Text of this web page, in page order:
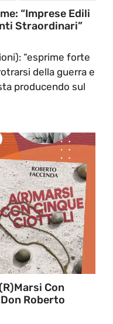
“Imprese Edili
Straordinari”
“esprime forte
della guerra e
producendo sul
Con
Roberto